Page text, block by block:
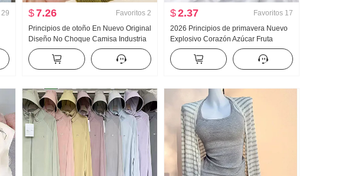
29
$7.26 Favoritos 2
Principios de otoño En Nuevo Original
Diseño No Choque Camisa Industria
pesada Jacquard tejido de punto Top
Mujer Otoño Nuevo Adelgazante
$2.37 Favoritos 17
2026 Principios de primavera Nuevo
Explosivo Corazón Azúcar Fruta
ninguno Marca Interior Cinturón
Pecho Almohadilla Adelgazante
Camisola para mujer